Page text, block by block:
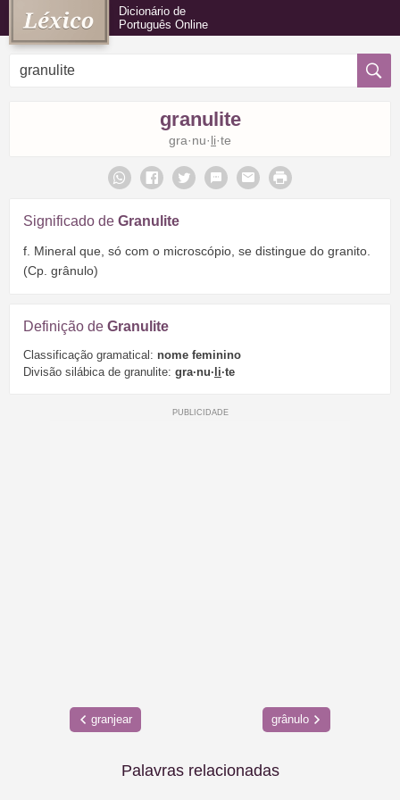
Dicionário de
Português Online
granulite
gra·nu·li·te
Significado de Granulite
f. Mineral que, só com o microscópio, se distingue do granito.
(Cp. grânulo)
Definição de Granulite
Classificação gramatical: nome feminino
Divisão silábica de granulite: gra·nu·li·te
granjear grânulo
Palavras relacionadas